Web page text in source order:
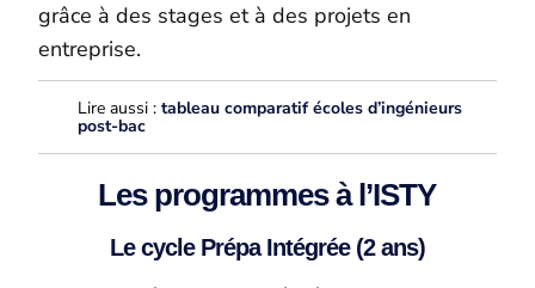
grâce à des stages et à des projets en
entreprise.
Lire aussi :tableau comparatif écoles d’ingénieurs
post-bac
Les programmes à l’ISTY
Le cycle Prépa Intégrée (2 ans)